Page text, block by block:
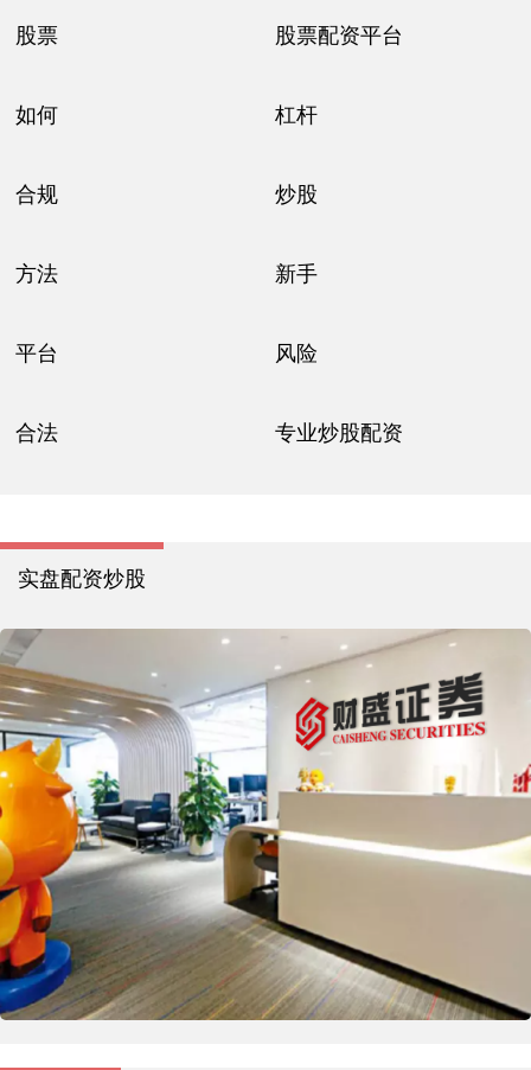
股票 股票配资平台
如何 杠杆
合规 炒股
方法 新手
平台 风险
合法 专业炒股配资
实盘配资炒股